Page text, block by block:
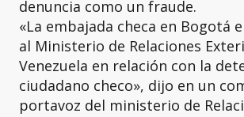
denuncia como un fraude.
«La embajada checa en Bogotá
al Ministerio de Relaciones
Venezuela en relación con la
ciudadano checo», dijo en un
portavoz del ministerio de